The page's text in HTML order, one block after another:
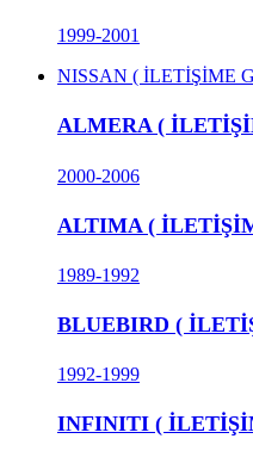
1999-2001
NISSAN ( İLETİŞİME
ALMERA (
2000-2006
ALTIMA (
1989-1992
BLUEBIRD (
1992-1999
INFINITI (